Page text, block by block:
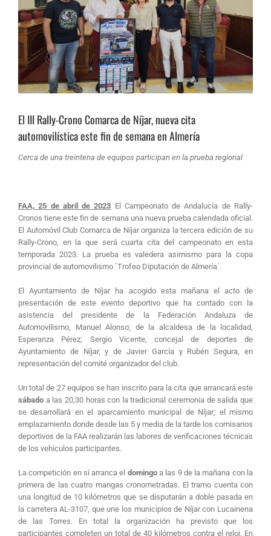
El III Rally-Crono Comarca de Níjar, nueva cita
automovilística este fin de semana en Almería
Cerca de una treintena de equipos participan en la prueba regional
FAA, 25 de abril de 2023 El Campeonato de Andalucía de Rally-
Cronos tiene este fin de semana una nueva prueba calendada oficial.
El Automóvil Club Comarca de Níjar organiza la tercera edición de su
Rally-Crono, en la que será cuarta cita del campeonato en esta
temporada 2023. La prueba es valedera asimismo para la copa
provincial de automovilismo `Trofeo Diputación de Almería´.
El Ayuntamiento de Níjar ha acogido esta mañana el acto de
presentación de este evento deportivo que ha contado con la
asistencia del presidente de la Federación Andaluza de
Automovilismo, Manuel Alonso; de la alcaldesa de la localidad,
Esperanza Pérez; Sergio Vicente, concejal de deportes de
Ayuntamiento de Níjar, y de Javier García y Rubén Segura, en
representación del comité organizador del club.
Un total de 27 equipos se han inscrito para la cita que arrancará este
sábado a las 20,30 horas con la tradicional ceremonia de salida que
se desarrollará en el aparcamiento municipal de Níjar; el mismo
emplazamiento donde desde las 5 y media de la tarde los comisarios
deportivos de la FAA realizarán las labores de verificaciones técnicas
de los vehículos participantes.
La competición en sí arranca el domingoa las 9 de la mañana con la
primera de las cuatro mangas cronometradas. El tramo cuenta con
una longitud de 10 kilómetros que se disputarán a doble pasada en
la carretera AL-3107, que une los municipios de Níjar con Lucainena
de las Torres. En total la organización ha previsto que los
participantes completen un total de 40 kilómetros contra el reloj. En